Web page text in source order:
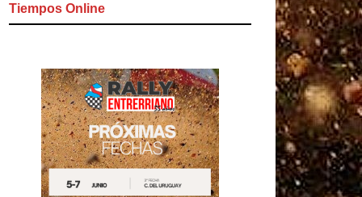
Tiempos Online